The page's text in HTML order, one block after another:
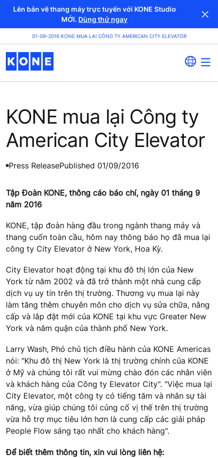
Lên bản vẽ thang máy trực tuyến với KONE Studio
MỚI. Dùng thử ngay
01-09-2016 KONE MUA LẠI CÔNG TY AMERICAN CITY ELEVATOR
KONE mua lại Công ty
American City Elevator
Press ReleasePublished 01/09/2016
Tập Đoàn KONE, thông cáo báo chí, ngày 01 tháng 9
năm 2016
KONE, tập đoàn hàng đầu trong ngành thang máy và
thang cuốn toàn cầu, hôm nay thông báo họ đã mua lại
công ty City Elevator ở New York, Hoa Kỳ.
City Elevator hoạt động tại khu đô thị lớn của New
York từ năm 2002 và đã trở thành một nhà cung cấp
dịch vụ uy tín trên thị trường. Thương vụ mua lại này
làm tăng thêm chuyên môn cho dịch vụ sửa chữa, nâng
cấp và lắp đặt mới của KONE tại khu vực Greater New
York và năm quận của thành phố New York.
Larry Wash, Phó chủ tịch điều hành của KONE Americas
nói: "Khu đô thị New York là thị trường chính của KONE
ở Mỹ và chúng tôi rất vui mừng chào đón các nhân viên
và khách hàng của Công ty Elevator City". "Việc mua lại
City Elevator, một công ty có tiếng tăm và nhân sự tài
năng, vừa giúp chúng tôi củng cố vị thế trên thị trường
vừa hỗ trợ mục tiêu lớn hơn là cung cấp các giải pháp
People Flow sáng tạo nhất cho khách hàng".
Để biết thêm thông tin, xin vui lòng liên hệ: